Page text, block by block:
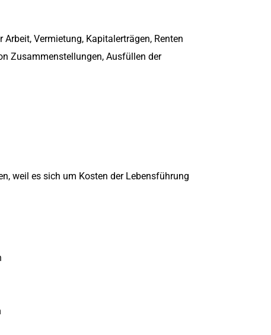
Vermietung, Kapitalerträgen, Renten
Zusammenstellungen, Ausfüllen der
weil es sich um Kosten der Lebensführung